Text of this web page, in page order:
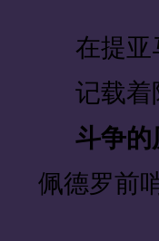
在提亚马
记载着附
斗争的
佩德罗